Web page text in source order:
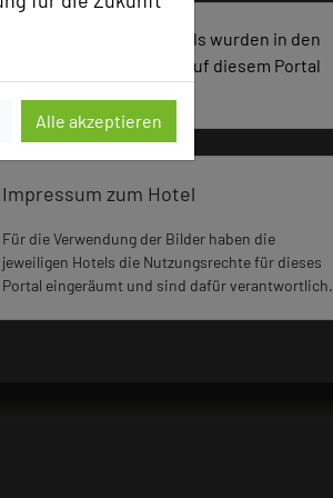
Alle akzeptieren
2200 Seiten dieses Hotels wurden in den
vergangenen 30 Tagen auf diesem Portal
Impressum zum Hotel
Für die Verwendung der Bilder haben die
jeweiligen Hotels die Nutzungsrechte für dieses
Portal eingeräumt und sind dafür verantwortlich.